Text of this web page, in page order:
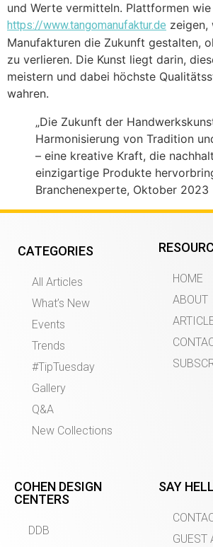
und Werte vermitteln. Plattformen wie
https://www.tangomanufaktur.de zeigen,
Manufakturen die Zukunft gestalten,
zu verlieren. Die Kunst liegt darin,
meistern und dabei höchste
wahren.
„Die Zukunft der
Harmonisierung von Tradition
– eine kreative Kraft, die
einzigartige Produkte
Branchenexperte, Oktober 2023
CATEGORIES
All Articles
What’s New
Events
Trends
#TipTuesday
Gallery
Q&A
New Collections
HOME
ABOUT
COHEN DESIGN
CENTERS
DDB
SAY
GUEST